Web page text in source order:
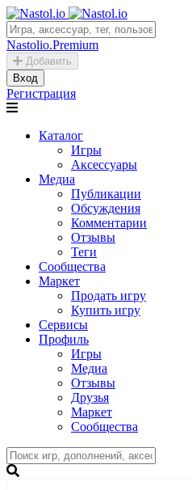
Nastolio.Premium
Добавить
Вход
Регистрация
Каталог
Игры
Аксессуары
Медиа
Публикации
Обсуждения
Комментарии
Отзывы
Теги
Сообщества
Маркет
Продать игру
Купить игру
Сервисы
Профиль
Игры
Медиа
Отзывы
Друзья
Маркет
Сообщества